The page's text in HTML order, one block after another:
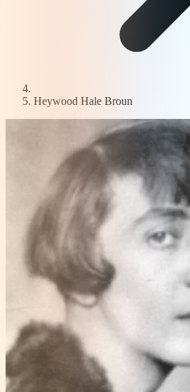
Heywood Hale Broun